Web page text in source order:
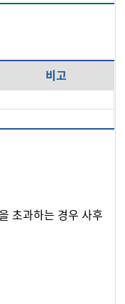
비고
초과하는 경우 사후